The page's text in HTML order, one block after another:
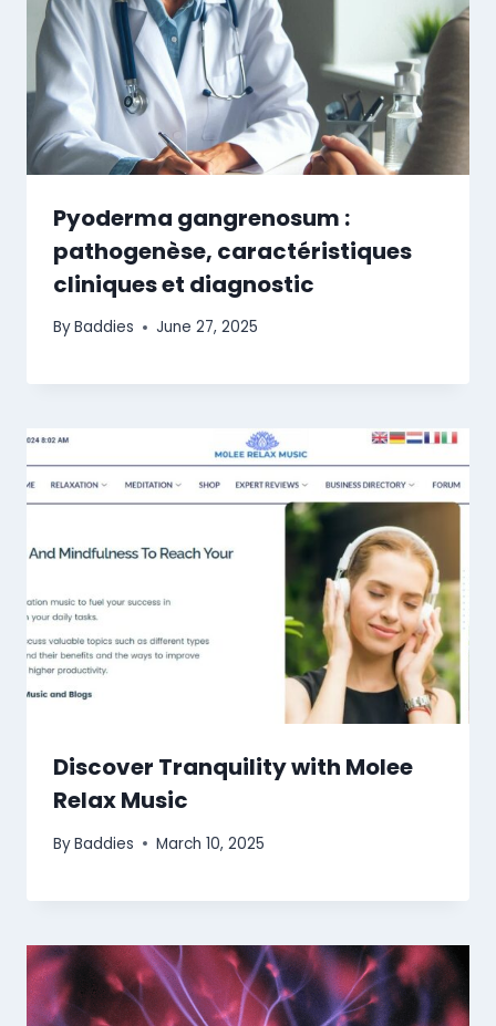
Pyoderma gangrenosum :
pathogenèse, caractéristiques
cliniques et diagnostic
ByBaddies June 27, 2025
Discover Tranquility with Molee
Relax Music
ByBaddies March 10, 2025